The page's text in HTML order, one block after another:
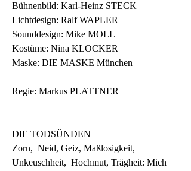
Bühnenbild: Karl-Heinz STECK
Lichtdesign: Ralf WAPLER
Sounddesign: Mike MOLL
Kostüme: Nina KLOCKER
Maske: DIE MASKE München
Regie: Markus PLATTNER
DIE TODSÜNDEN
Zorn,  Neid, Geiz, Maßlosigkeit,
Unkeuschheit,  Hochmut, Trägheit: Mich